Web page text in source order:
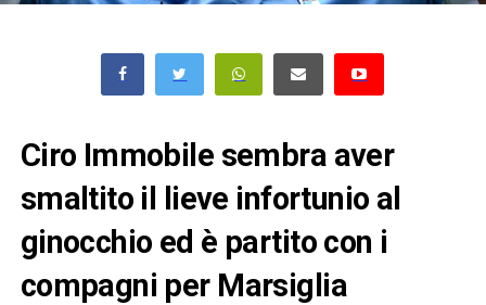
Ciro Immobile sembra aver
smaltito il lieve infortunio al
ginocchio ed è partito con i
compagni per Marsiglia